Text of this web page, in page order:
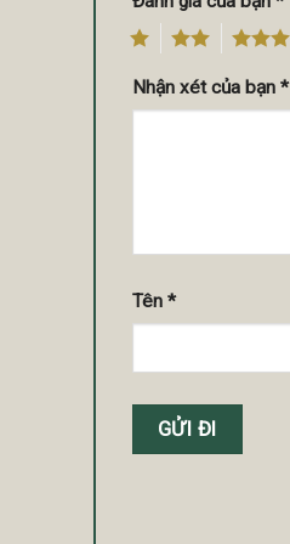
Nhận xét của bạn *
Tên *